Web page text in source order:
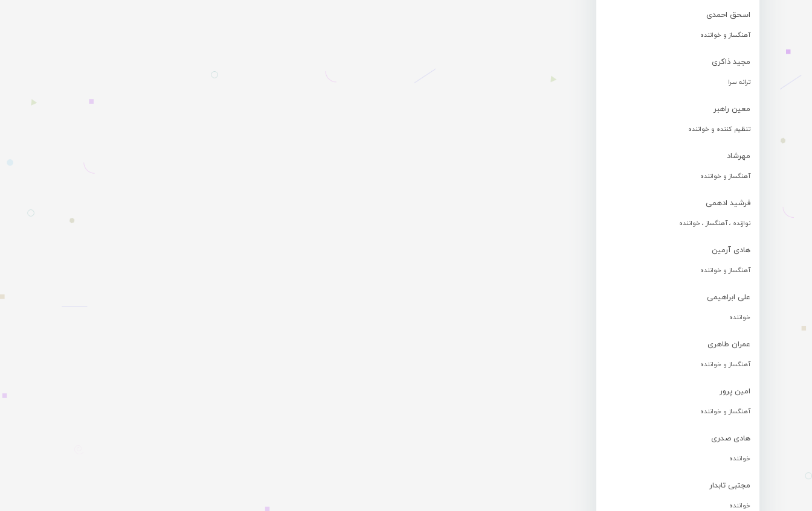
اسحق احمدی
آهنگساز و خواننده
مجید ذاکری
ترانه سرا
معین راهبر
تنظیم کننده و خواننده
مهرشاد
آهنگساز و خواننده
فرشید ادهمی
نوازنده ، آهنگساز ، خواننده
هادی آرمین
آهنگساز و خواننده
علی ابراهیمی
خواننده
عمران طاهری
آهنگساز و خواننده
امین پرور
آهنگساز و خواننده
هادی صدری
خواننده
مجتبی تابدار
خواننده